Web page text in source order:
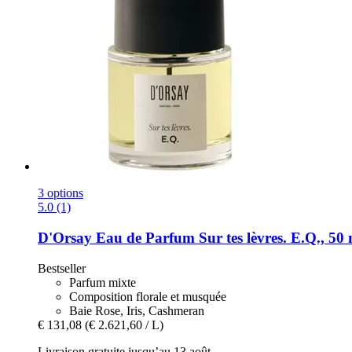
3 options
5.0 (1)
D'Orsay Eau de Parfum Sur tes lèvres. E.Q., 50
Bestseller
Parfum mixte
Composition florale et musquée
Baie Rose, Iris, Cashmeran
€ 131,08 (€ 2.621,60 / L)